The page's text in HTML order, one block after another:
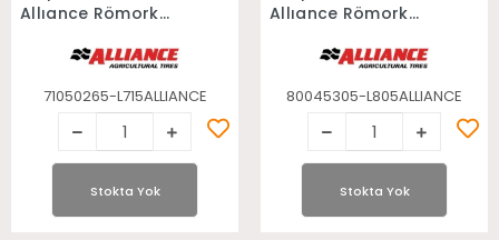
Allıance Römork
71050265-L715ALLIANCE
Stokta Yok
Allıance Römork
80045305-L805ALLIANCE
Stokta Yok